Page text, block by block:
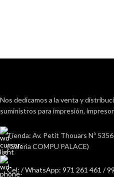
Nos dedicamos a la venta y
suministros para impresión,
Tienda: Av. Petit Thouars Nª
(Galerìa COMPU PALACE)
Cel: / WhatsApp: 971 261 461 /